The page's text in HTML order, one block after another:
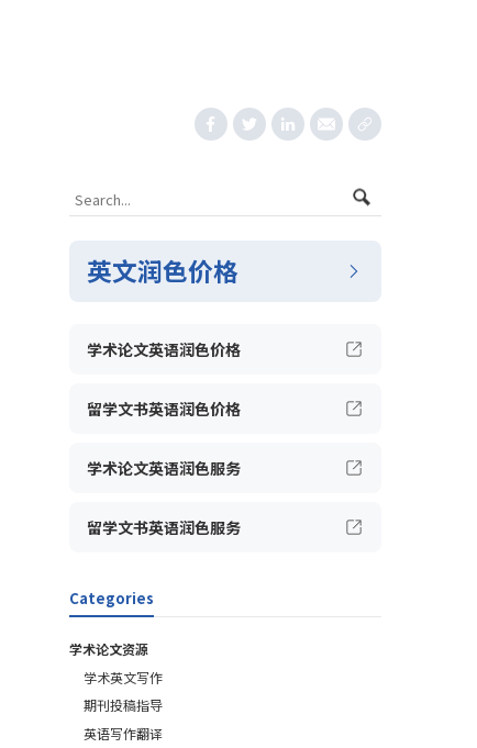
英文润色价格
学术论文英语润色价格
留学文书英语润色价格
学术论文英语润色服务
留学文书英语润色服务
Categories
学术论文资源
学术英文写作
期刊投稿指导
英语写作翻译